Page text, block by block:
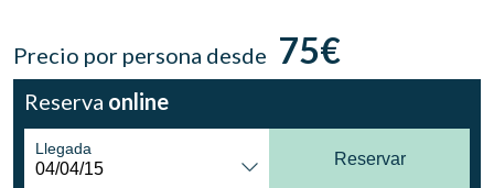
Ubicación/nombre del hotel
Precio por persona desde 75€
Reserva online
Llegada
Reservar